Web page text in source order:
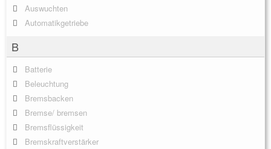
Auswuchten
Automatikgetriebe
B
Batterie
Beleuchtung
Bremsbacken
Bremse/ bremsen
Bremsflüssigkeit
Bremskraftverstärker